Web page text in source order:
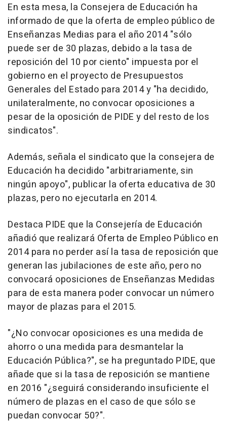
En esta mesa, la Consejera de Educación ha
informado de que la oferta de empleo público de
Enseñanzas Medias para el año 2014 "sólo
puede ser de 30 plazas, debido a la tasa de
reposición del 10 por ciento" impuesta por el
gobierno en el proyecto de Presupuestos
Generales del Estado para 2014 y "ha decidido,
unilateralmente, no convocar oposiciones a
pesar de la oposición de PIDE y del resto de los
sindicatos".
Además, señala el sindicato que la consejera de
Educación ha decidido "arbitrariamente, sin
ningún apoyo", publicar la oferta educativa de 30
plazas, pero no ejecutarla en 2014.
Destaca PIDE que la Consejería de Educación
añadió que realizará Oferta de Empleo Público en
2014 para no perder así la tasa de reposición que
generan las jubilaciones de este año, pero no
convocará oposiciones de Enseñanzas Medidas
para de esta manera poder convocar un número
mayor de plazas para el 2015.
"¿No convocar oposiciones es una medida de
ahorro o una medida para desmantelar la
Educación Pública?", se ha preguntado PIDE, que
añade que si la tasa de reposición se mantiene
en 2016 "¿seguirá considerando insuficiente el
número de plazas en el caso de que sólo se
puedan convocar 50?".